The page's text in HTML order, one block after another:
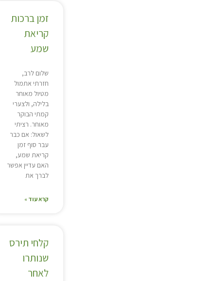
זמן ברכות
קריאת
שמע
שלום לרב,
חזרתי אתמול
מטיול מאוחר
בלילה, ולצערי
קמתי הבוקר
מאוחר. רציתי
לשאול: אם כבר
עבר סוף זמן
קריאת שמע,
האם עדיין אפשר
לברך את
קרא עוד »
קלחי תירס
שנותרו
לאחר